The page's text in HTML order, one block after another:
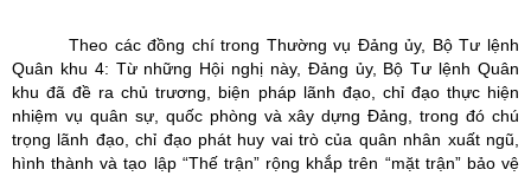
Theo các đồng chí trong Thường vụ Đảng ủy, Bộ Tư lệnh
Quân khu 4: Từ những Hội nghị này, Đảng ủy, Bộ Tư lệnh Quân
khu đã đề ra chủ trương, biện pháp lãnh đạo, chỉ đạo thực hiện
nhiệm vụ quân sự, quốc phòng và xây dựng Đảng, trong đó chú
trọng lãnh đạo, chỉ đạo phát huy vai trò của quân nhân xuất ngũ,
hình thành và tạo lập “Thế trận” rộng khắp trên “mặt trận”bảo vệ